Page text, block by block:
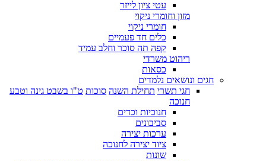
עטי ציון לייזר
מזון וחומרי ניקוי
חומרי ניקוי
כלים חד פעמיים
קפה תה סוכר וחלב עמיד
ריהוט משרדי
כסאות
חגים ונושאים נלמדים
חגי תשרי תחילת השנה סוכות ט"ו בשבט גינה וטבע
חנוכה
חנוכיות וכדים
סביבונים
ערכות יצירה
ציוד יצירה לחנוכה
שונות